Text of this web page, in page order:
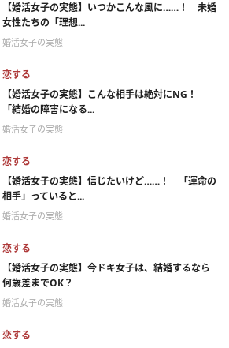
【婚活女子の実態】いつかこんな風に……！ 未婚
女性たちの「理想...
婚活女子の実態
恋する
【婚活女子の実態】こんな相手は絶対にNG！
「結婚の障害になる...
婚活女子の実態
恋する
【婚活女子の実態】信じたいけど……！ 「運命の
相手」っていると...
婚活女子の実態
恋する
【婚活女子の実態】今ドキ女子は、結婚するなら
何歳差までOK？
婚活女子の実態
恋する